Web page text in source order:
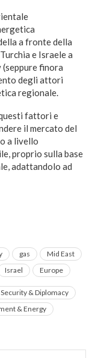
a fronte della
e Israele a
finora
degli attori
regionale.
fattori e
il mercato del
a livello
proprio sulla base
adattandolo ad
gas
Mid East
Israel Europe
Security & Diplomacy
& Energy